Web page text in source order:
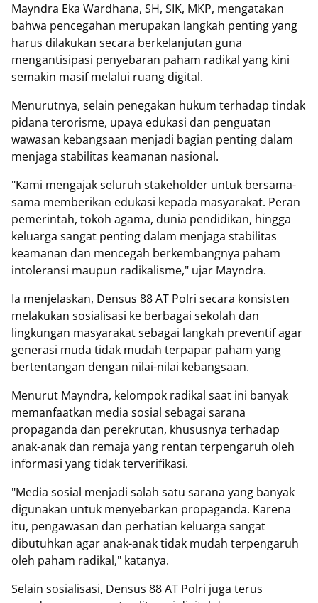
Mayndra Eka Wardhana, SH, SIK, MKP, mengatakan
bahwa pencegahan merupakan langkah penting yang
harus dilakukan secara berkelanjutan guna
mengantisipasi penyebaran paham radikal yang kini
semakin masif melalui ruang digital.
Menurutnya, selain penegakan hukum terhadap tindak
pidana terorisme, upaya edukasi dan penguatan
wawasan kebangsaan menjadi bagian penting dalam
menjaga stabilitas keamanan nasional.
"Kami mengajak seluruh stakeholder untuk bersama-
sama memberikan edukasi kepada masyarakat. Peran
pemerintah, tokoh agama, dunia pendidikan, hingga
keluarga sangat penting dalam menjaga stabilitas
keamanan dan mencegah berkembangnya paham
intoleransi maupun radikalisme," ujar Mayndra.
Ia menjelaskan, Densus 88 AT Polri secara konsisten
melakukan sosialisasi ke berbagai sekolah dan
lingkungan masyarakat sebagai langkah preventif agar
generasi muda tidak mudah terpapar paham yang
bertentangan dengan nilai-nilai kebangsaan.
Menurut Mayndra, kelompok radikal saat ini banyak
memanfaatkan media sosial sebagai sarana
propaganda dan perekrutan, khususnya terhadap
anak-anak dan remaja yang rentan terpengaruh oleh
informasi yang tidak terverifikasi.
"Media sosial menjadi salah satu sarana yang banyak
digunakan untuk menyebarkan propaganda. Karena
itu, pengawasan dan perhatian keluarga sangat
dibutuhkan agar anak-anak tidak mudah terpengaruh
oleh paham radikal," katanya.
Selain sosialisasi, Densus 88 AT Polri juga terus